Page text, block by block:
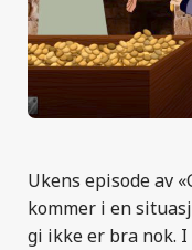
Ukens episode av
kommer i en
gi ikke er bra nok.